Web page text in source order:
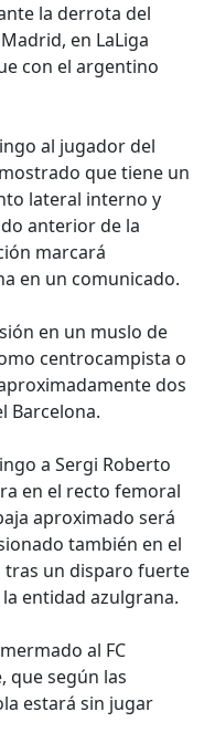
la derrota del
en LaLiga
con el argentino
al jugador del
que tiene un
lateral interno y
anterior de la
marcará
en un comunicado.
en un muslo de
centrocampista o
dos
Barcelona.
a Sergi Roberto
en el recto femoral
aproximado será
también en el
un disparo fuerte
entidad azulgrana.
al FC
que según las
estará sin jugar